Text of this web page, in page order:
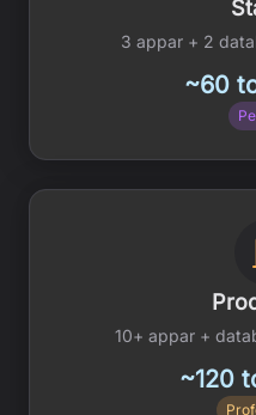
3 appar + 2
~60
10+ appar +
~120